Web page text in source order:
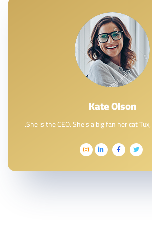
Kate Olson
She is the CEO. She's a big fan her cat